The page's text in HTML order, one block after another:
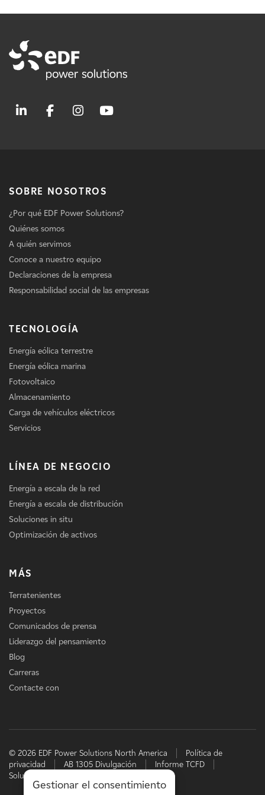
SOBRE NOSOTROS
¿Por qué EDF Power Solutions?
Quiénes somos
A quién servimos
Conoce a nuestro equipo
Declaraciones de la empresa
Responsabilidad social de las empresas
TECNOLOGÍA
Energía eólica terrestre
Energía eólica marina
Fotovoltaico
Almacenamiento
Carga de vehículos eléctricos
Servicios
LÍNEA DE NEGOCIO
Energía a escala de la red
Energía a escala de distribución
Soluciones in situ
Optimización de activos
MÁS
Terratenientes
Proyectos
Comunicados de prensa
Liderazgo del pensamiento
Blog
Carreras
Contacte con
© 2026 EDF Power Solutions North America
Política de
privacidad
AB 1305 Divulgación
Informe TCFD
Soluciones energéticas de EDF
Gestionar el consentimiento